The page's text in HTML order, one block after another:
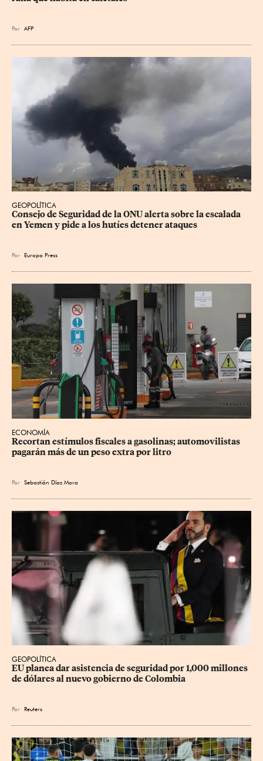
Por AFP
GEOPOLÍTICA
Consejo de Seguridad de la ONU alerta sobre la escalada
en Yemen y pide a los hutíes detener ataques
Por Europa Press
ECONOMÍA
Recortan estímulos fiscales a gasolinas; automovilistas
pagarán más de un peso extra por litro
Por Sebastián Díaz Mora
GEOPOLÍTICA
EU planea dar asistencia de seguridad por 1,000 millones
de dólares al nuevo gobierno de Colombia
Por Reuters